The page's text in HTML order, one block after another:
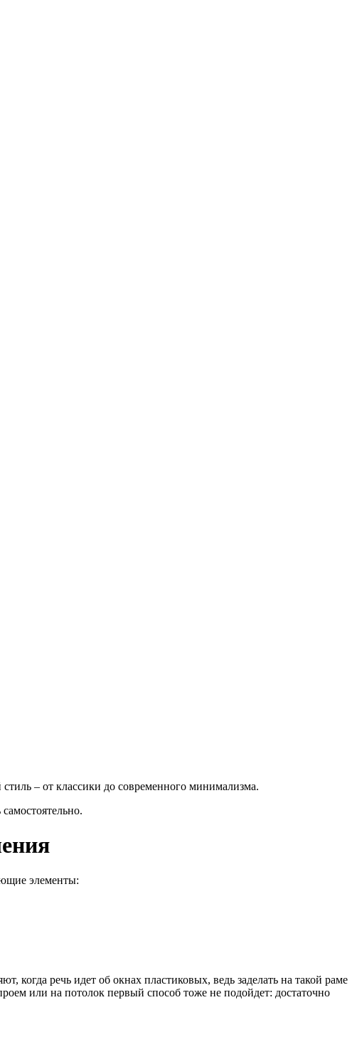
– от классики до современного минимализма.
элементы:
речь идет об окнах пластиковых, ведь заделать на такой раме
или на потолок первый способ тоже не подойдет: достаточно